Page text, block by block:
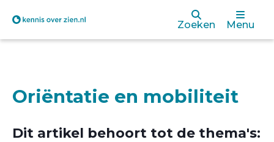
Overslaan
inhoud
gaan
Zoeken Menu
Oriëntatie en mobiliteit
Dit artikel behoort tot de thema's: